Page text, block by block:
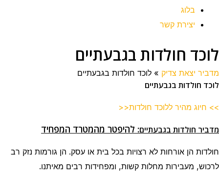
בלוג
יצירת קשר
לוכד חולדות בגבעתיים
מדביר יצאת צדיק » לוכד חולדות בגבעתיים
לוכד חולדות בגבעתיים
>> חיוג מהיר ללוכד חולדות<<
מדביר חולדות בגבעתיים: להיפטר מהמטרד המפחיד
חולדות הן אורחות לא רצויות בכל בית או עסק. הן גורמות נזק רב
לרכוש, מעבירות מחלות קשות, ומפחידות רבים מאיתנו.